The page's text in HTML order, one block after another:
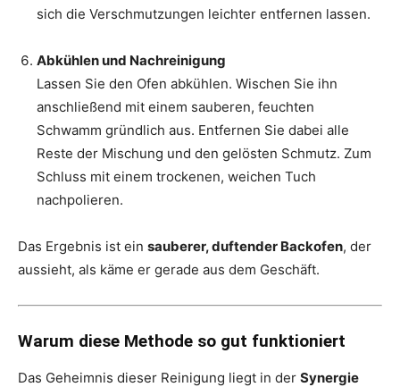
sich die Verschmutzungen leichter entfernen lassen.
Abkühlen und Nachreinigung
Lassen Sie den Ofen abkühlen. Wischen Sie ihn
anschließend mit einem sauberen, feuchten
Schwamm gründlich aus. Entfernen Sie dabei alle
Reste der Mischung und den gelösten Schmutz. Zum
Schluss mit einem trockenen, weichen Tuch
nachpolieren.
Das Ergebnis ist ein sauberer, duftender Backofen, der
aussieht, als käme er gerade aus dem Geschäft.
Warum diese Methode so gut funktioniert
Das Geheimnis dieser Reinigung liegt in der Synergie